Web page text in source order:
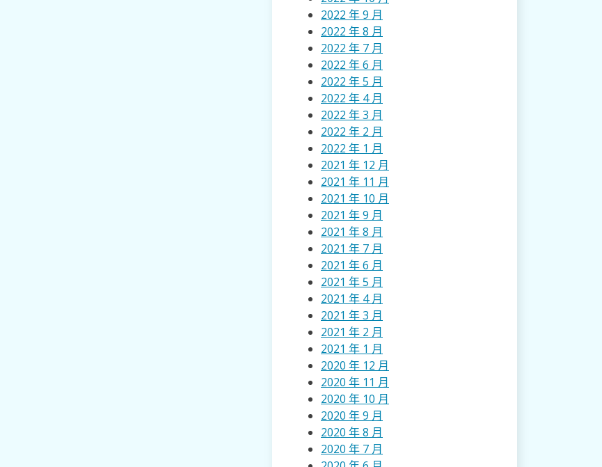
2022 年 9 月
2022 年 8 月
2022 年 7 月
2022 年 6 月
2022 年 5 月
2022 年 4 月
2022 年 3 月
2022 年 2 月
2022 年 1 月
2021 年 12 月
2021 年 11 月
2021 年 10 月
2021 年 9 月
2021 年 8 月
2021 年 7 月
2021 年 6 月
2021 年 5 月
2021 年 4 月
2021 年 3 月
2021 年 2 月
2021 年 1 月
2020 年 12 月
2020 年 11 月
2020 年 10 月
2020 年 9 月
2020 年 8 月
2020 年 7 月